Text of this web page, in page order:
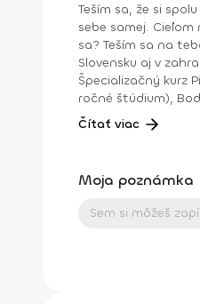
Teším sa, že si spolu zacvičíme! Pilates, Joga a Gravid joga. Na týchto cvičeniach sa spolu uvidíme.
sebe samej.
sa? Teším sa na teba na online lekciách vo Fitshakeri, aj vo Fitshaker podcaste! Taktiež osobne na mojich hodinách v Bratislave alebo na pobytoch, ktoré organizujem na
Slovensku aj v zahraničí. Môj rozvrh a
Špecializačný kurz Pilates inštruktor (FACE
ročné štúdium), BodhiYoga school, 2016 • Výcvik jogovej terapie pod vedením M.
Čítať viac
Moja poznámka